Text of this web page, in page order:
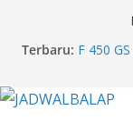
Terbaru: F 450